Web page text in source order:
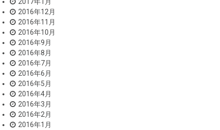
2016年12月
2016年11月
2016年10月
2016年9月
2016年8月
2016年7月
2016年6月
2016年5月
2016年4月
2016年3月
2016年2月
2016年1月